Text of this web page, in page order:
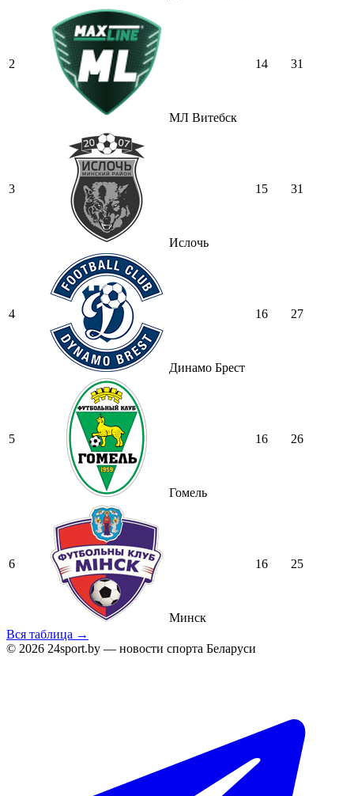
2
МЛ Витебск
14 31
3
Ислочь
15 31
4
Динамо Брест
16 27
5
Гомель
16 26
6
Минск
16 25
Вся таблица →
© 2026 24sport.by — новости спорта Беларуси